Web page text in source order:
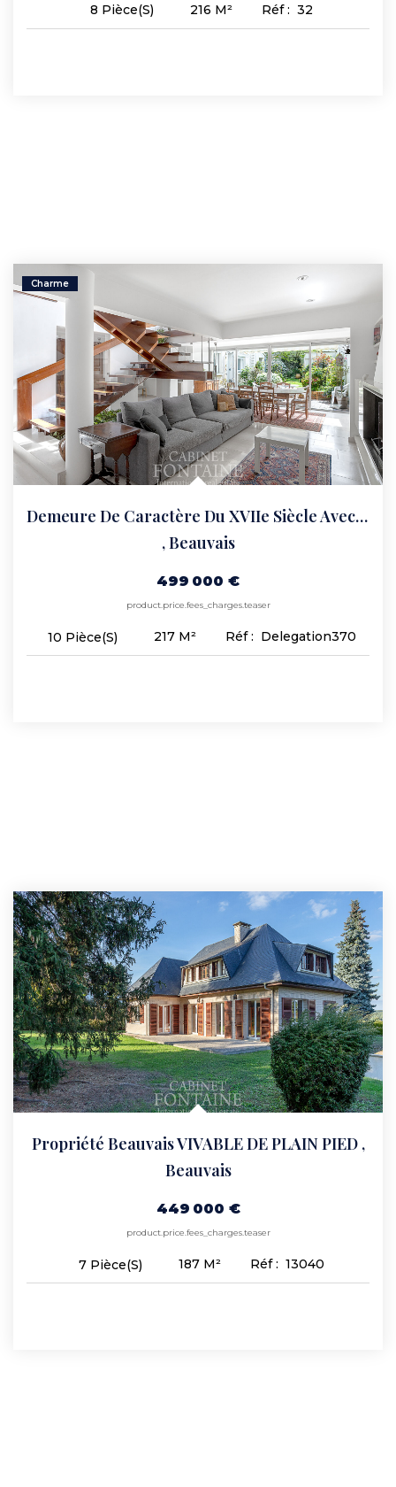
8 Pièce(s) 216 M² Réf : 32
Charme
Demeure De Caractère Du XVIIe Siècle Avec Jardin Clos Et...
,Beauvais
499 000 €
product.price.fees_charges.teaser
10 Pièce(s) 217 M² Réf : Delegation370
Propriété Beauvais VIVABLE DE PLAIN PIED ,
Beauvais
449 000 €
product.price.fees_charges.teaser
7 Pièce(s) 187 M² Réf : 13040